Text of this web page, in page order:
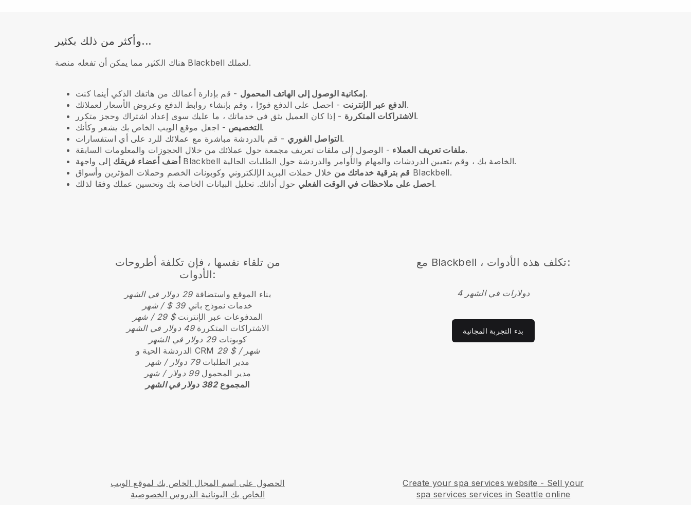
وأكثر من ذلك بكثير...
هناك الكثير مما يمكن أن تفعله منصة Blackbell لعملك.
إمكانية الوصول إلى الهاتف المحمول- قم بإدارة أعمالك من هاتفك الذكي أينما كنت.
الدفع عبر الإنترنت- احصل على الدفع فورًا ، وقم بإنشاء روابط الدفع وعروض الأسعار لعملائك.
الاشتراكات المتكررة- إذا كان العميل يثق في خدماتك ، ما عليك سوى إعداد اشتراك وحجز متكرر.
التخصيص- اجعل موقع الويب الخاص بك يشعر وكأنك.
التواصل الفوري- قم بالدردشة مباشرة مع عملائك للرد على أي استفسارات.
ملفات تعريف العملاء- الوصول إلى ملفات تعريف مجمعة حول عملائك من خلال الحجوزات والمعلومات السابقة.
أضف أعضاء فريقك
إلى واجهة Blackbell الخاصة بك ، وقم بتعيين الدردشات والمهام والأوامر والدردشة حول الطلبات الحالية.
قم بترقية خدماتك من خلال حملات البريد الإلكتروني وكوبونات الخصم وحملات المؤثرين وأسواق Blackbell.
احصل على ملاحظات في الوقت الفعليحول أدائك. تحليل البيانات الخاصة بك وتحسين عملك وفقا لذلك.
من تلقاء نفسها ، فإن تكلفة أطروحات
الأدوات:
بناء الموقع واستضافة29 دولار في الشهر
خدمات نموذج باني39 $ / شهر
المدفوعات عبر الإنترنت$ 29 / شهر
الاشتراكات المتكررة49 دولار في الشهر
كوبونات29 دولار في الشهر
الدردشة الحية و CRM
29 $ / شهر
مدير الطلبات79 دولار / شهر
مدير المحمول99 دولار / شهر
المجموع 382 دولار في الشهر
مع Blackbell ، تكلف هذه الأدوات:
4 دولارات في الشهر
بدء التجربة المجانية
الحصول على اسم المجال الخاص بك لموقع الويب
الخاص بك اليونانية الدروس الخصوصية
Create your spa services website - Sell your
spa services services in Seattle online